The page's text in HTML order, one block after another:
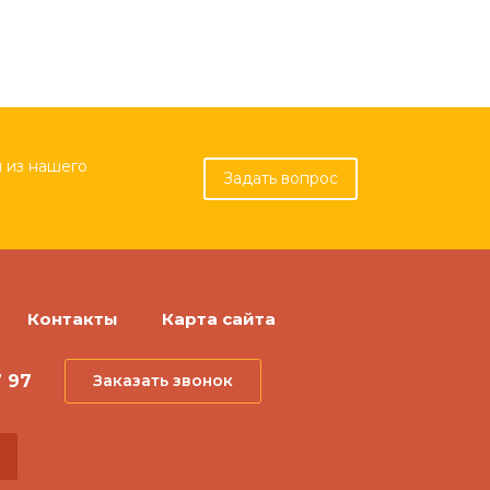
из нашего
Задать вопрос
Контакты Карта сайта
97 Заказать звонок